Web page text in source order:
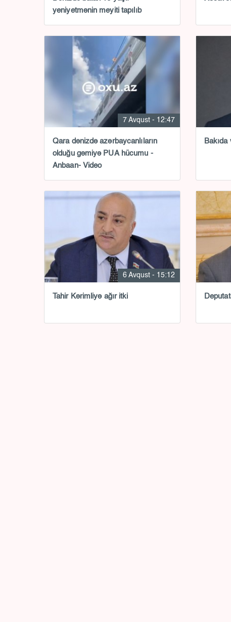
yeniyetmənin meyiti tapılıb
7 Avqust - 12:47
Qara dənizdə azərbaycanlıların
olduğu gəmiyə PUA hücumu -
Anbaan- Video
6 Avqust - 15:12
Tahir Kərimliyə ağır itki